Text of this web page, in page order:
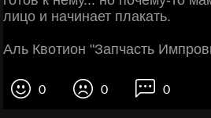
лицо и начинает плакать.
Аль Квотион "Запчасть
0 0 0